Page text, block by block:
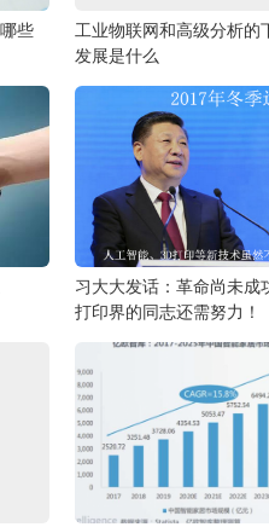
些
工业物联网和高级分析的
发展是什么
习大大发话：革命尚未成
打印界的同志还需努力！